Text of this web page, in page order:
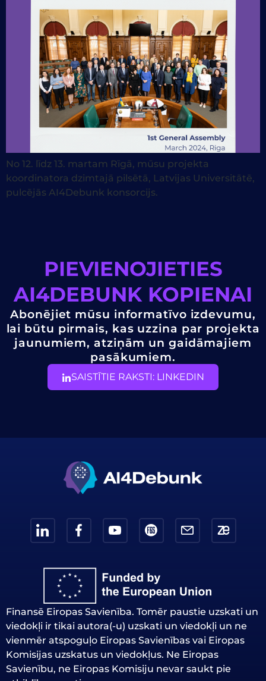
No 12. līdz 13. martam Rīgā, mūsu projekta
koordinatora dzimtajā pilsētā, Latvijas Universitātē,
pulcējās AI4Debunk konsorcijs.
PIEVIENOJIETIES
AI4DEBUNK KOPIENAI
Abonējiet mūsu informatīvo izdevumu,
lai būtu pirmais, kas uzzina par projekta
jaunumiem, atziņām un gaidāmajiem
pasākumiem.
SAISTĪTIE RAKSTI: LINKEDIN
Finansē Eiropas Savienība. Tomēr paustie uzskati un
viedokļi ir tikai autora(-u) uzskati un viedokļi un ne
vienmēr atspoguļo Eiropas Savienības vai Eiropas
Komisijas uzskatus un viedokļus. Ne Eiropas
Savienību, ne Eiropas Komisiju nevar saukt pie